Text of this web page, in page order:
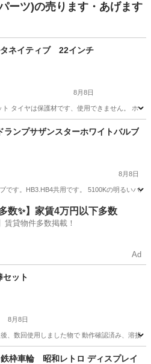
ーツ)の売ります・あげます
ネイティブ 22インチ
8月8日
タイヤは保護材です、使用できません。 ホイ
イヤ、ホイール
ランプサザンスターホワイトバルブ
8月8日
です。HB3.HB4共用です。 5100Kの明るいバ
ーツ
数✨】家賃4万円以下多数
賃貸物件多数掲載！
Ad
棒セット
8月8日
、数回使用しました物で 動作確認済み、溶接
の他 溶接機
車輪 昭和レトロ ディスプレイ